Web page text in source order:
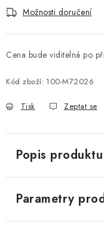
Možnosti doručení
Cena bude viditelná po
Kód zboží: 100-M72026
Tisk Zeptat se
Popis produktu
Parametry